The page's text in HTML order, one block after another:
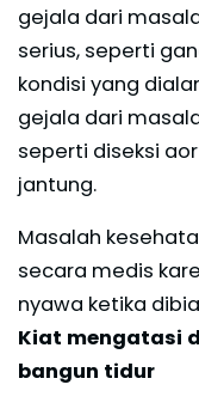
gejala dari
serius, seperti
kondisi yang
gejala dari
seperti diseksi
jantung.
Masalah
secara medis
nyawa ketika
Kiat mengatasi
bangun tidur